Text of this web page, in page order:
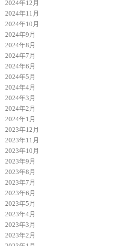
2024年12月
2024年11月
2024年10月
2024年9月
2024年8月
2024年7月
2024年6月
2024年5月
2024年4月
2024年3月
2024年2月
2024年1月
2023年12月
2023年11月
2023年10月
2023年9月
2023年8月
2023年7月
2023年6月
2023年5月
2023年4月
2023年3月
2023年2月